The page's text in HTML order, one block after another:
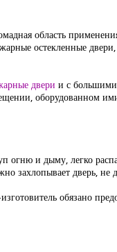
область
остекленные
двери и с
оборудованном
огню и дыму, легко
захлопывает дверь, не
обязано